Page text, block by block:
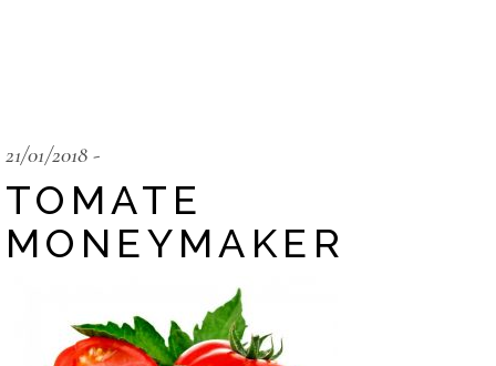
21/01/2018
TOMATE
MONEYMAKER